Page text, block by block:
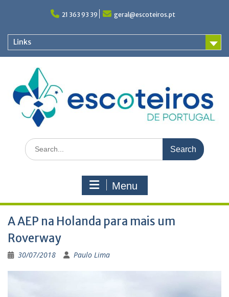
21 363 93 39 geral@escoteiros.pt
Links
Search
for:
Menu
A AEP na Holanda para mais um
Roverway
30/07/2018 Paulo Lima